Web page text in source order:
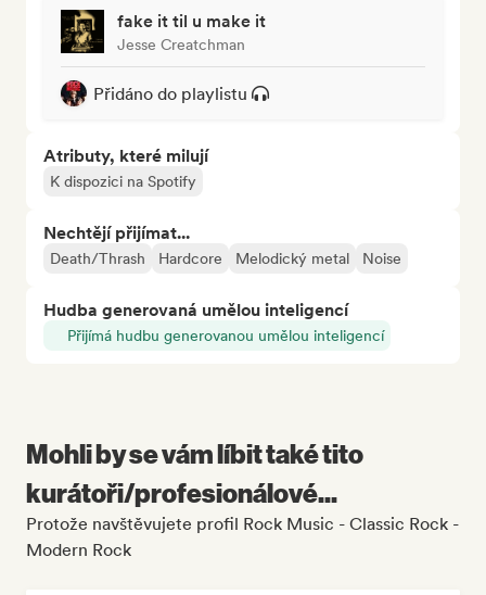
fake it til u make it
Jesse Creatchman
Přidáno do playlistu
Atributy, které milují
K dispozici na Spotify
Nechtějí přijímat...
Death/Thrash Hardcore Melodický metal Noise
Hudba generovaná umělou inteligencí
Přijímá hudbu generovanou umělou inteligencí
Mohli by se vám líbit také tito
kurátoři/profesionálové...
Protože navštěvujete profil Rock Music - Classic Rock -
Modern Rock